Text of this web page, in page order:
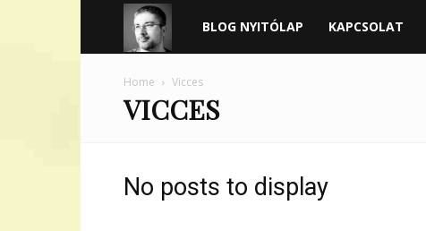
Harder
blogja
BLOG NYITÓLAP KAPCSOLAT
Home Vicces
VICCES
No posts to display